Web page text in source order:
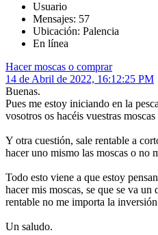
Usuario
Mensajes: 57
Ubicación: Palencia
En línea
Hacer moscas o comprar
14 de Abril de 2022, 16:12:25 PM
Buenas.
Pues me estoy iniciando en la
vosotros os hacéis vuestras
Y otra cuestión, sale rentable a
hacer uno mismo las moscas o no
Todo esto viene a que estoy
hacer mis moscas, se que se va
rentable no me importa la
Un saludo.